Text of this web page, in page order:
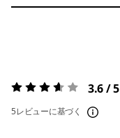
評価:3.6 / 5 3.6 / 5
5レビューに基づく